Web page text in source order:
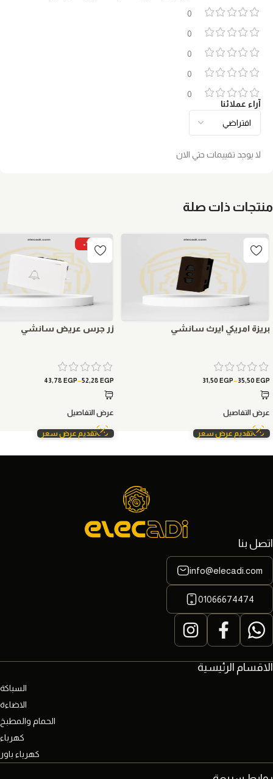
0
0
0
0
0
آراء عملائنا
لا يوجد تقييمات حتي الان
منتجات ذات صلة
بريزة امريكي ايرث سانشي
31,50 EGP–35,50 EGP
عرض التفاصيل
تقديم عرض سعر
-15%
زر جرس عريض سانشي
43,78 EGP–52,28 EGP
عرض التفاصيل
تقديم عرض سعر
الاقسام الرئيسية
السباكة
الاضاءة
الحمام والمطبخ
كهرباء
كهرباء باور
اتصل بنا
info@elecadi.com
01066674474